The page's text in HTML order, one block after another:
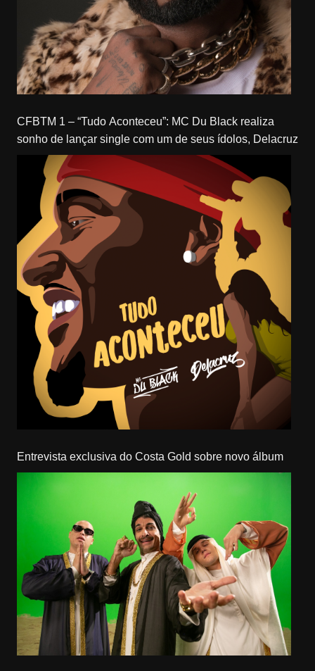
CFBTM 1 – “Tudo Aconteceu”: MC Du Black realiza
sonho de lançar single com um de seus ídolos, Delacruz
Entrevista exclusiva do Costa Gold sobre novo álbum